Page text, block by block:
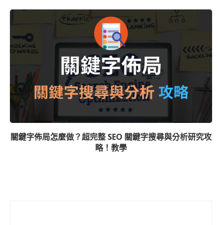
關鍵字佈局怎麼做？超完整 SEO 關鍵字搜尋與分析研究攻
略！教學